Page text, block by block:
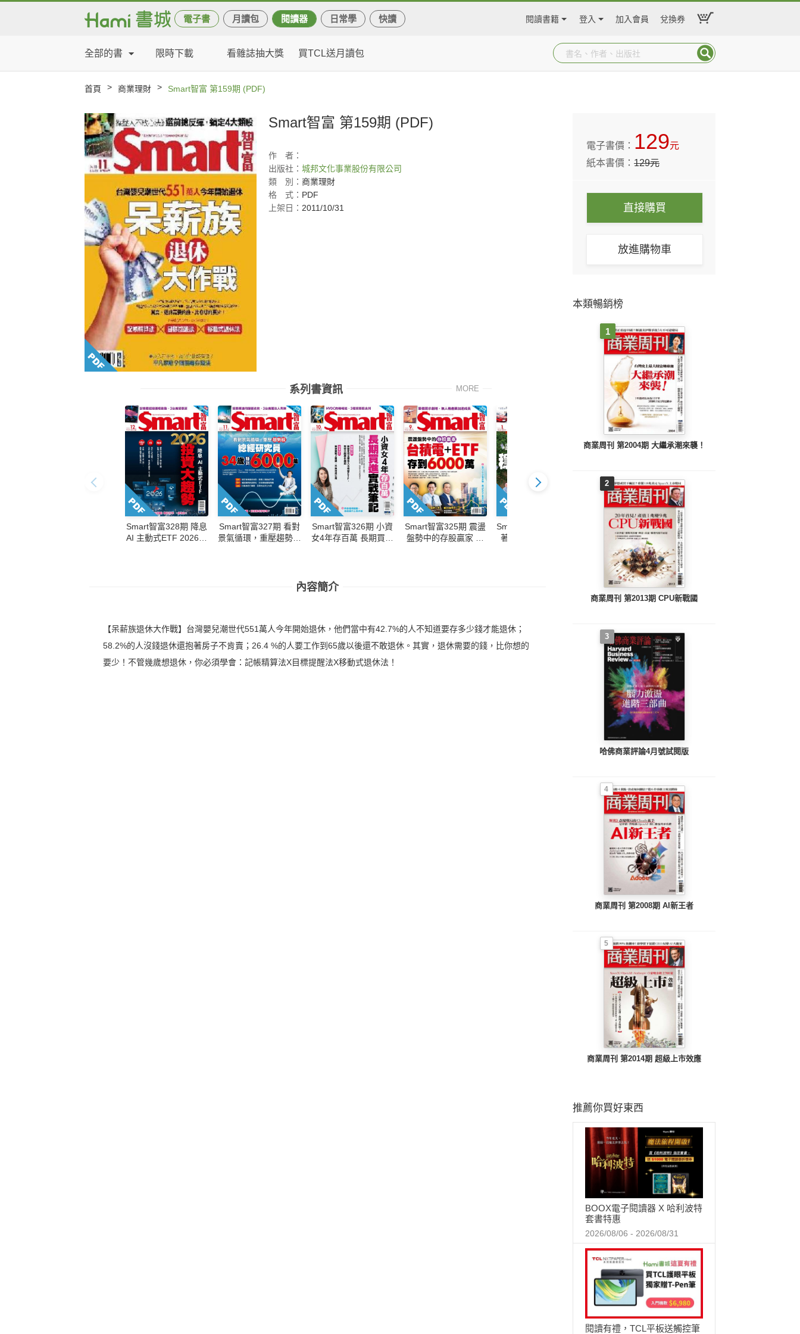
電子書 月讀包 閱讀器 日常學 快讀 閱讀書籍 登入 加入會員 兌換券
全部的書 限時下載 看雜誌抽大獎 買TCL送月讀包
首頁 > 商業理財 > Smart智富 第159期 (PDF)
Smart智富 第159期 (PDF)
作
者：
出版社： 城邦文化事業股份有限公司
類
別： 商業理財
格
式： PDF
上架日： 2011/10/31
系列書資訊 MORE
Smart智富328期 降息
AI 主動式ETF 2026投
Smart智富327期 看對
景氣循環，重壓趨勢股
Smart智富326期 小資
女4年存百萬 長期買進
Smart智富325期 震盪
盤勢中的存股贏家 台
Smart智富 第233期 跟
著英國巴菲特學存股
Smart智富 第207期 掃
街阿嬤存3000萬
內容簡介
【呆薪族退休大作戰】台灣嬰兒潮世代551萬人今年開始退休，他們當中有42.7%的人不知道要存多少錢才能退休；
58.2%的人沒錢退休還抱著房子不肯賣；26.4 %的人要工作到65歲以後還不敢退休。其實，退休需要的錢，比你想的
要少！不管幾歲想退休，你必須學會：記帳精算法X目標提醒法X移動式退休法！
電子書價： 129元
紙本書價：129元
直接購買
放進購物車
本類暢銷榜
1
商業周刊 第2004期 大繼承潮來襲！
2
商業周刊 第2013期 CPU新戰國
3
哈佛商業評論4月號試閱版
4
商業周刊 第2008期 AI新王者
5
商業周刊 第2014期 超級上市效應
推薦你買好東西
BOOX電子閱讀器 X 哈利波特
套書特惠
2026/08/06 - 2026/08/31
閱讀有禮，TCL平板送觸控筆